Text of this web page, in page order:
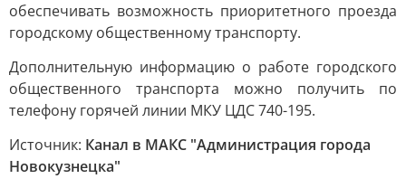
обеспечивать возможность приоритетного проезда
городскому общественному транспорту.
Дополнительную информацию о работе городского
общественного транспорта можно получить по
телефону горячей линии МКУ ЦДС 740-195.
Источник: Канал в МАКС "Администрация города
Новокузнецка"